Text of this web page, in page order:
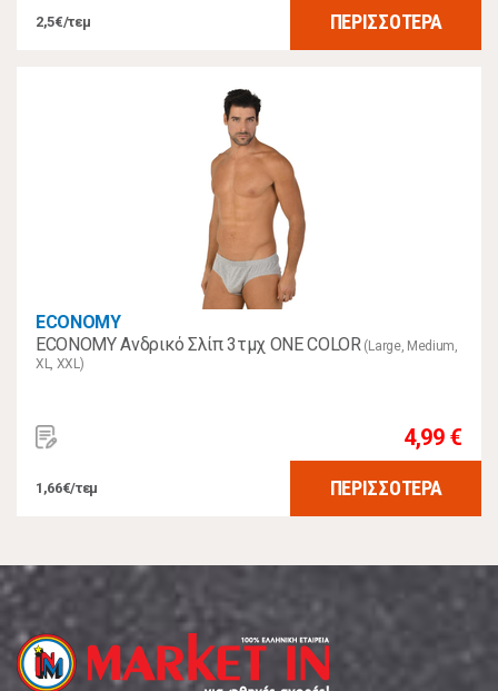
2,5€/τεμ ΠΕΡΙΣΣΟΤΕΡΑ
ECONOMY
ECONOMY Ανδρικό Σλίπ 3τμχ ONE COLOR(Large, Medium,
XL, XXL)
4,99 €
1,66€/τεμ ΠΕΡΙΣΣΟΤΕΡΑ